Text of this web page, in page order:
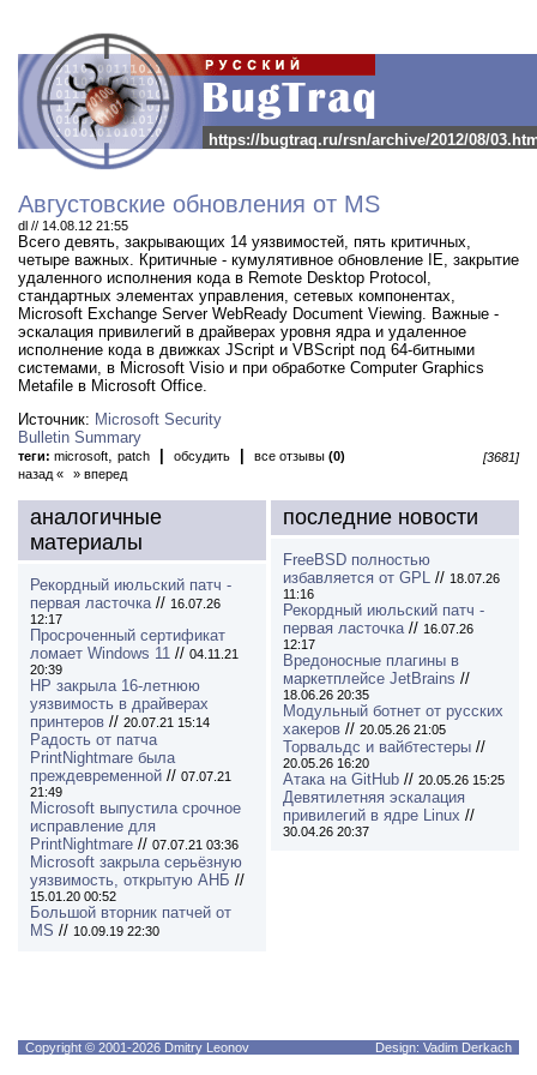
https://bugtraq.ru/rsn/archive/2012/08/
Августовские обновления от MS
dl // 14.08.12 21:55
Всего девять, закрывающих 14 уязвимостей, пять критичных,
четыре важных. Критичные - кумулятивное обновление IE, закрытие
удаленного исполнения кода в Remote Desktop Protocol,
стандартных элементах управления, сетевых компонентах,
Microsoft Exchange Server WebReady Document Viewing. Важные -
эскалация привилегий в драйверах уровня ядра и удаленное
исполнение кода в движках JScript и VBScript под 64-битными
системами, в Microsoft Visio и при обработке Computer Graphics
Metafile в Microsoft Office.
Источник: Microsoft Security
Bulletin Summary
теги: microsoft, patch обсудить все отзывы (0)
[3681]
назад «
» вперед
аналогичные
материалы
Рекордный июльский патч -
первая ласточка// 16.07.26
12:17
Просроченный сертификат
ломает Windows 11 // 04.11.21
20:39
HP закрыла 16-летнюю
уязвимость в драйверах
принтеров // 20.07.21 15:14
Радость от патча
PrintNightmare была
преждевременной // 07.07.21
21:49
Microsoft выпустила срочное
исправление для
PrintNightmare // 07.07.21 03:36
Microsoft закрыла серьёзную
уязвимость, открытую АНБ //
15.01.20 00:52
Большой вторник патчей от
MS // 10.09.19 22:30
последние новости
FreeBSD полностью
избавляется от GPL // 18.07.26
11:16
Рекордный июльский патч -
первая ласточка// 16.07.26
12:17
Вредоносные плагины в
маркетплейсе JetBrains //
18.06.26 20:35
Модульный ботнет от русских
хакеров // 20.05.26 21:05
Торвальдс и вайбтестеры //
20.05.26 16:20
Атака на GitHub // 20.05.26 15:25
Девятилетняя эскалация
привилегий в ядре Linux //
30.04.26 20:37
Copyright © 2001-2026 Dmitry Leonov Design: Vadim Derkach